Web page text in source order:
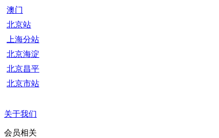
澳门
北京站
上海分站
北京海淀
北京昌平
北京市站
关于我们
会员相关